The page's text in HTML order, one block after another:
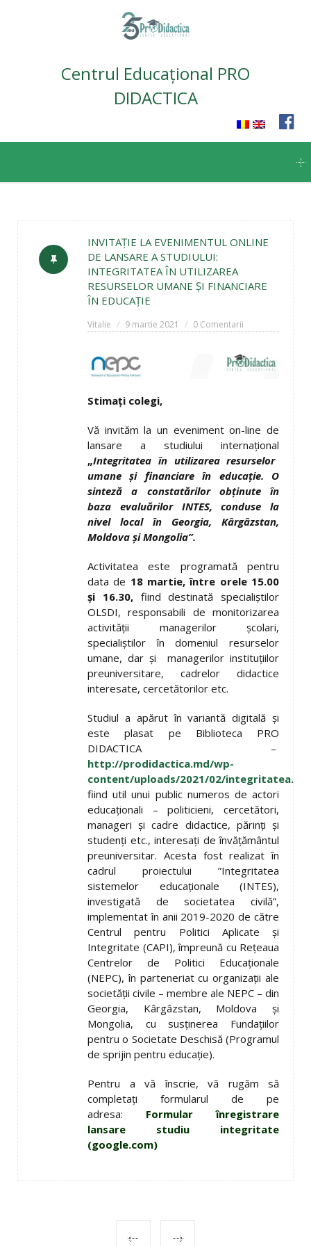
Centrul Educațional PRO
DIDACTICA
content
INVITAȚIE LA EVENIMENTUL ONLINE
DE LANSARE A STUDIULUI:
INTEGRITATEA ÎN UTILIZAREA
RESURSELOR UMANE ȘI FINANCIARE
ÎN EDUCAȚIE
Vitalie 9 martie 2021 0 Comentarii
Stimați colegi,
Vă invităm la un eveniment on-line de
lansare a studiului internațional
„Integritatea în utilizarea resurselor
umane și financiare în educație. O
sinteză a constatărilor obținute în
baza evaluărilor INTES, conduse la
nivel local în Georgia, Kârgâzstan,
Moldova și Mongolia”.
Activitatea este programată pentru
data de 18 martie, între orele 15.00
și 16.30,fiind destinată specialiștilor
OLSDI, responsabili de monitorizarea
activității managerilor școlari,
specialiștilor în domeniul resurselor
umane, dar și managerilor instituțiilor
preuniversitare, cadrelor didactice
interesate, cercetătorilor etc.
Studiul a apărut în variantă digitală și
este plasat pe Biblioteca PRO
DIDACTICA –
http://prodidactica.md/wp-
content/uploads/2021/02/
fiind util unui public numeros de actori
educaționali – politicieni, cercetători,
manageri și cadre didactice, părinți și
studenți etc., interesați de învățământul
preuniversitar. Acesta fost realizat în
cadrul proiectului ”Integritatea
sistemelor educaționale (INTES),
investigată de societatea civilă”,
implementat în anii 2019-2020 de către
Centrul pentru Politici Aplicate și
Integritate (CAPI), împreună cu Rețeaua
Centrelor de Politici Educaționale
(NEPC), în parteneriat cu organizații ale
societății civile – membre ale NEPC – din
Georgia, Kârgâzstan, Moldova și
Mongolia, cu susținerea Fundațiilor
pentru o Societate Deschisă (Programul
de sprijin pentru educație).
Pentru a vă înscrie, vă rugăm să
completați formularul de pe
adresa: Formular înregistrare
lansare studiu integritate
(google.com)